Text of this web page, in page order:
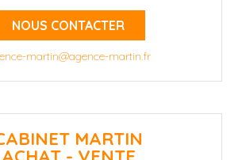
NOUS CONTACTER
martin@agence-martin.fr
MARTIN